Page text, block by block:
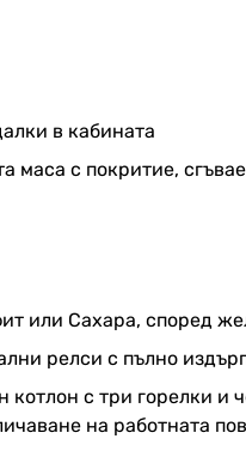
в кабината
маса с покритие,
или Сахара, според
релси с пълно
котлон с три горелки и
на работната